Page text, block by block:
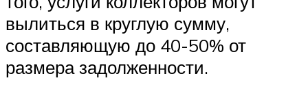
вылиться в круглую сумму,
составляющую до 40-50% от
размера задолженности.